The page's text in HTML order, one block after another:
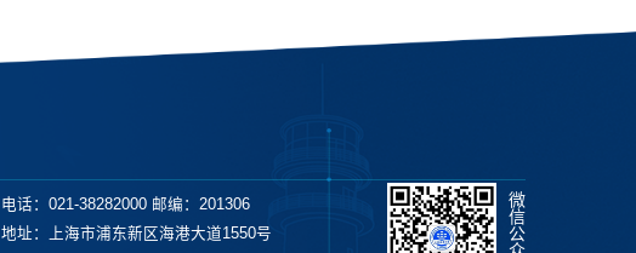
电话：021-38282000 邮编：201306
地址：上海市浦东新区海港大道1550号
微
信
公